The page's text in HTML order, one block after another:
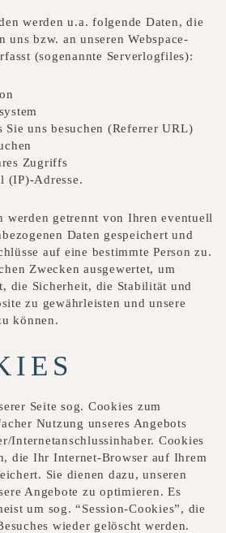
werden u.a. folgende Daten, die
uns bzw. an unseren Webspace-
(sogenannte Serverlogfiles):
Sie uns besuchen (Referrer URL)
Zugriffs
(IP)-Adresse.
werden getrennt von Ihren eventuell
Daten gespeichert und
auf eine bestimmte Person zu.
Zwecken ausgewertet, um
die Sicherheit, die Stabilität und
zu gewährleisten und unsere
können.
Seite sog. Cookies zum
Nutzung unseres Angebots
Internetanschlussinhaber. Cookies
die Ihr Internet-Browser auf Ihrem
Sie dienen dazu, unseren
Angebote zu optimieren. Es
um sog. “Session-Cookies”, die
wieder gelöscht werden.